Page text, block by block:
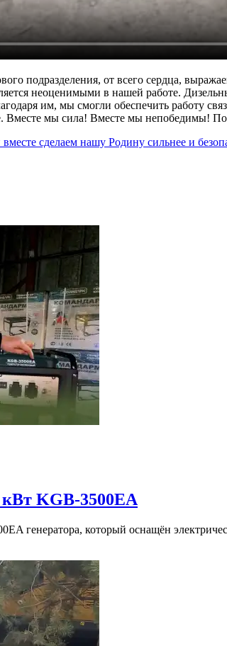
подразделения, от всего сердца,
неоценимыми в нашей работе.
им, мы смогли обеспечить работу
Вместе мы сила! Вместе мы непобедимы!
сделаем нашу Родину сильнее и
KGB-3500EA
генератора, который оснащён